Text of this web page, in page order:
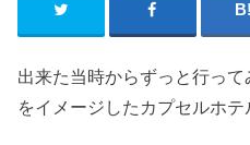
出来た当時からずっと行っ
をイメージしたカプセルホテ